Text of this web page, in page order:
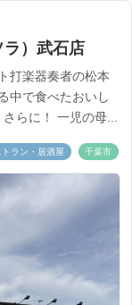
）武石店
打楽器奏者の松本
中で食べたおいし
らに！ 一児の母...
トラン・居酒屋 千葉市